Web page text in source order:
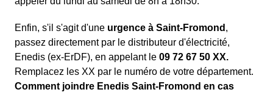
Enfin, s'il s'agit d'une urgence à Saint-Fromond ,
passez directement par le distributeur d'électricité,
Enedis (ex-ErDF), en appelant le 09 72 67 50 XX.
Remplacez les XX par le numéro de votre département.
Comment joindre Enedis Saint-Fromond en cas